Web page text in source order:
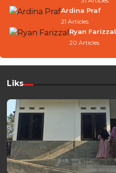
Ardina Praf
21 Articles
Ryan Farizzal
20 Articles
Liks